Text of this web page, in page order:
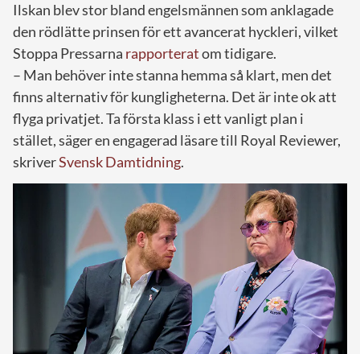
Ilskan blev stor bland engelsmännen som anklagade
den rödlätte prinsen för ett avancerat hyckleri, vilket
Stoppa Pressarna rapporteratom tidigare.
– Man behöver inte stanna hemma så klart, men det
finns alternativ för kungligheterna. Det är inte ok att
flyga privatjet. Ta första klass i ett vanligt plan i
stället, säger en engagerad läsare till Royal Reviewer,
skriverSvensk Damtidning.